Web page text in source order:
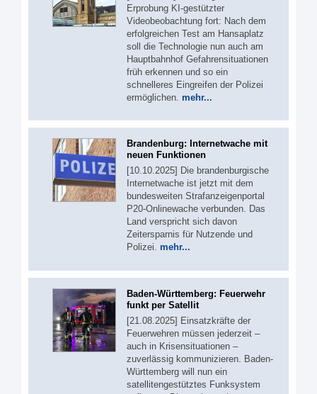
Erprobung KI-gestützter
Videobeobachtung fort: Nach dem
erfolgreichen Test am Hansaplatz
soll die Technologie nun auch am
Hauptbahnhof Gefahrensituationen
früh erkennen und so ein
schnelleres Eingreifen der Polizei
ermöglichen. mehr...
Brandenburg: Internetwache mit
neuen Funktionen
[10.10.2025] Die brandenburgische
Internetwache ist jetzt mit dem
bundesweiten Strafanzeigenportal
P20-Onlinewache verbunden. Das
Land verspricht sich davon
Zeitersparnis für Nutzende und
Polizei. mehr...
Baden-Württemberg: Feuerwehr
funkt per Satellit
[21.08.2025] Einsatzkräfte der
Feuerwehren müssen jederzeit –
auch in Krisensituationen –
zuverlässig kommunizieren. Baden-
Württemberg will nun ein
satellitengestütztes Funksystem